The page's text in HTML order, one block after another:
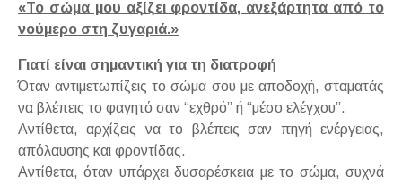
«Το σώμα μου αξίζει φροντίδα, ανεξάρτητα από το
νούμερο στη ζυγαριά.»
Γιατί είναι σημαντική για τη διατροφή
Όταν αντιμετωπίζεις το σώμα σου με αποδοχή, σταματάς
να βλέπεις το φαγητό σαν “εχθρό” ή “μέσο ελέγχου”.
Αντίθετα, αρχίζεις να το βλέπεις σαν πηγή ενέργειας,
απόλαυσης και φροντίδας.
Αντίθετα, όταν υπάρχει δυσαρέσκεια με το σώμα, συχνά